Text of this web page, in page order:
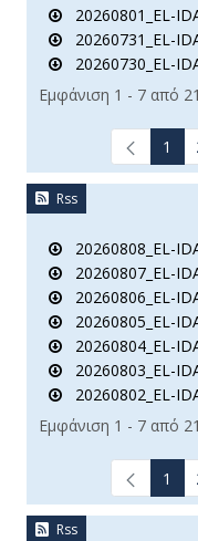
20260801_EL-
20260731_EL-
20260730_EL-
Εμφάνιση 1 - 7 από
1
Rss
20260808_EL-
20260807_EL-
20260806_EL-
20260805_EL-
20260804_EL-
20260803_EL-
20260802_EL-
Εμφάνιση 1 - 7 από
1
Rss